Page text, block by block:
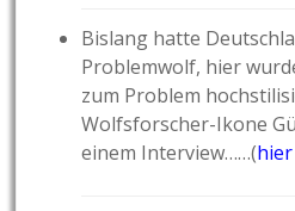
Bislang hatte
Problemwolf, hier
zum Problem
Wolfsforscher-Ikone
einem Interview……(